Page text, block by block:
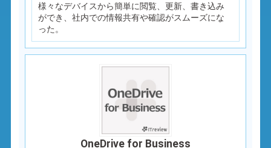
様々なデバイスから簡単に閲覧、更新、書き込み
ができ、社内での情報共有や確認がスムーズにな
った。
OneDrive for Business